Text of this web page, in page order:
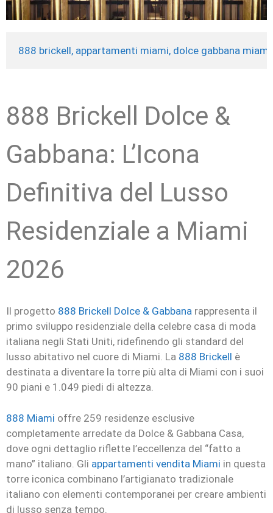
888 brickell, appartamenti miami, dolce gabbana miami
888 Brickell Dolce &
Gabbana: L’Icona
Definitiva del Lusso
Residenziale a Miami
2026
Il progetto 888 Brickell Dolce & Gabbana rappresenta il
primo sviluppo residenziale della celebre casa di moda
italiana negli Stati Uniti, ridefinendo gli standard del
lusso abitativo nel cuore di Miami. La 888 Brickell è
destinata a diventare la torre più alta di Miami con i suoi
90 piani e 1.049 piedi di altezza.
888 Miami offre 259 residenze esclusive
completamente arredate da Dolce & Gabbana Casa,
dove ogni dettaglio riflette l’eccellenza del “fatto a
mano” italiano. Gli appartamenti vendita Miami in questa
torre iconica combinano l’artigianato tradizionale
italiano con elementi contemporanei per creare ambienti
di lusso senza tempo.